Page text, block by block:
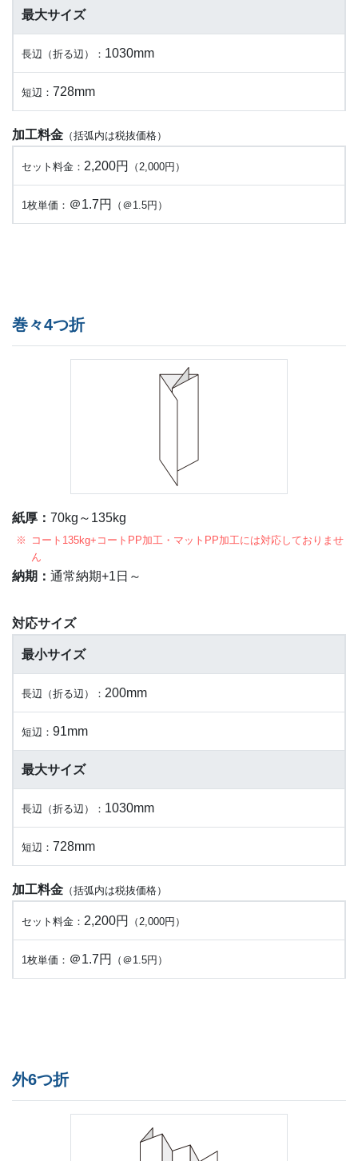
最大サイズ
長辺（折る辺）： 1030mm
短辺： 728mm
加工料金 （括弧内は税抜価格）
セット料金： 2,200円 （2,000円）
1枚単価： ＠1.7円 （＠1.5円）
巻々4つ折
紙厚： 70kg～135kg
コート135kg+コートPP加工・マットPP加工には対応しておりませ
ん
納期： 通常納期+1日～
対応サイズ
最小サイズ
長辺（折る辺）： 200mm
短辺： 91mm
最大サイズ
長辺（折る辺）： 1030mm
短辺： 728mm
加工料金 （括弧内は税抜価格）
セット料金： 2,200円 （2,000円）
1枚単価： ＠1.7円 （＠1.5円）
外6つ折